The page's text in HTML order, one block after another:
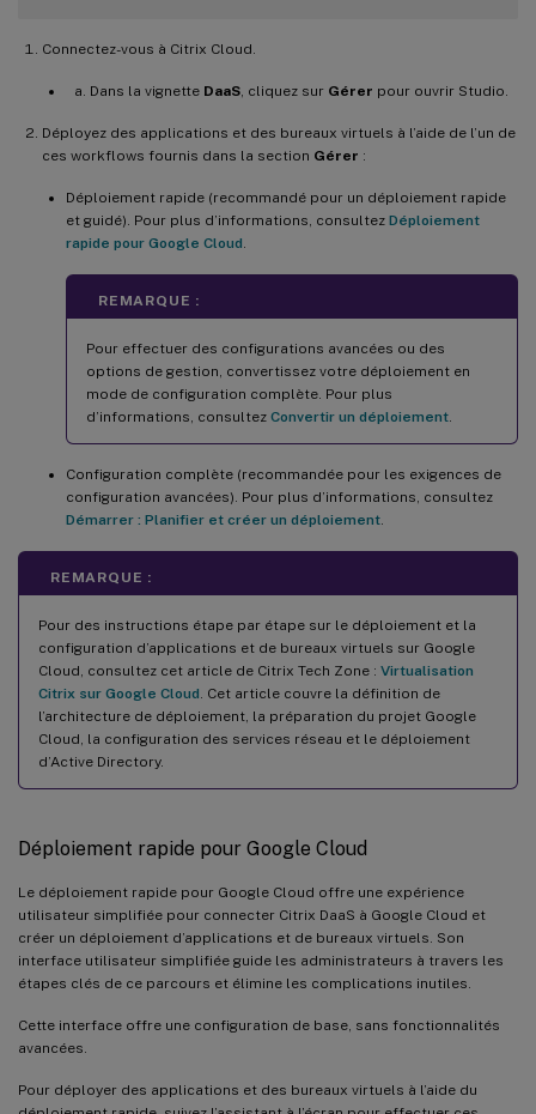
Connectez-vous à Citrix Cloud.
Dans la vignette DaaS , cliquez sur Gérer pour ouvrir Studio.
Déployez des applications et des bureaux virtuels à l’aide de l’un de
ces workflows fournis dans la section Gérer :
Déploiement rapide (recommandé pour un déploiement rapide
et guidé). Pour plus d’informations, consultez Déploiement
rapide pour Google Cloud
REMARQUE :
Pour effectuer des configurations avancées ou des
options de gestion, convertissez votre déploiement en
mode de configuration complète. Pour plus
d’informations, consultez Convertir un déploiement
Configuration complète (recommandée pour les exigences de
configuration avancées). Pour plus d’informations, consultez
Démarrer : Planifier et créer un déploiement
REMARQUE :
Pour des instructions étape par étape sur le déploiement et la
configuration d’applications et de bureaux virtuels sur Google
Cloud, consultez cet article de Citrix Tech Zone : Virtualisation
Citrix sur Google Cloud . Cet article couvre la définition de
l’architecture de déploiement, la préparation du projet Google
Cloud, la configuration des services réseau et le déploiement
d’Active Directory.
Déploiement rapide pour Google Cloud
Le déploiement rapide pour Google Cloud offre une expérience
utilisateur simplifiée pour connecter Citrix DaaS à Google Cloud et
créer un déploiement d’applications et de bureaux virtuels. Son
interface utilisateur simplifiée guide les administrateurs à travers les
étapes clés de ce parcours et élimine les complications inutiles.
Cette interface offre une configuration de base, sans fonctionnalités
avancées.
Pour déployer des applications et des bureaux virtuels à l’aide du